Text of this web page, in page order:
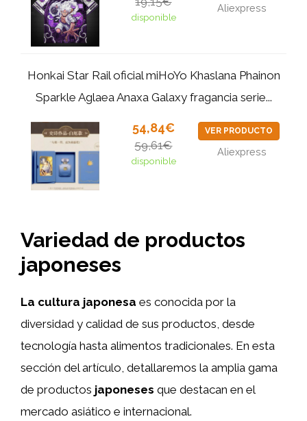
disponible
Aliexpress
Honkai Star Rail oficial miHoYo Khaslana Phainon
Sparkle Aglaea Anaxa Galaxy fragancia serie...
54,84€
59,61€
disponible
VER PRODUCTO
Aliexpress
Variedad de productos
japoneses
La cultura japonesa es conocida por la
diversidad y calidad de sus productos, desde
tecnología hasta alimentos tradicionales. En esta
sección del artículo, detallaremos la amplia gama
de productos japoneses que destacan en el
mercado asiático e internacional.